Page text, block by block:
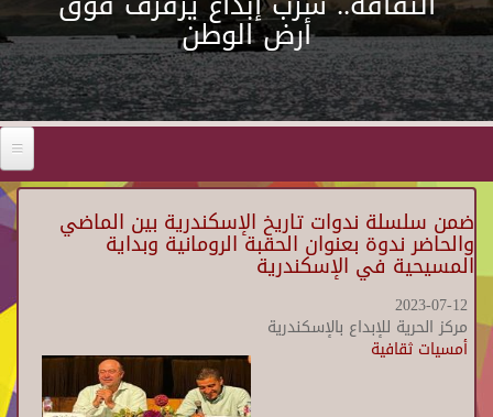
أرض الوطن
ضمن سلسلة ندوات تاريخ الإسكندرية بين الماضي
والحاضر ندوة بعنوان الحقبة الرومانية وبداية
المسيحية في الإسكندرية
2023-07-12
مركز الحرية للإبداع بالإسكندرية
أمسيات ثقافية